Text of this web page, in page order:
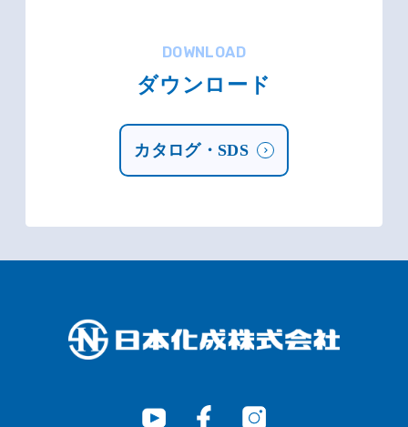
DOWNLOAD
ダウンロード
カタログ・SDS